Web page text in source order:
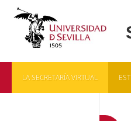
LA SECRETARÍA VIRTUAL